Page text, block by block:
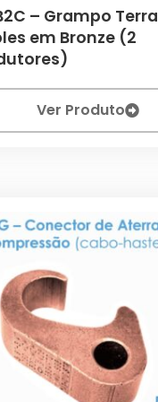
– Grampo Terra
em Bronze (2
Ver Produto